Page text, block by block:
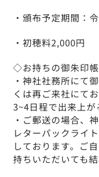
・頒布予定期間：
・初穂料2,000円
◇お持ちの御朱印
・神社社務所にて
くは再ご来社にて
3~4日程で出来上が
・ご郵送の場合、
レターパックライ
しております。ご
持ちいただいても結